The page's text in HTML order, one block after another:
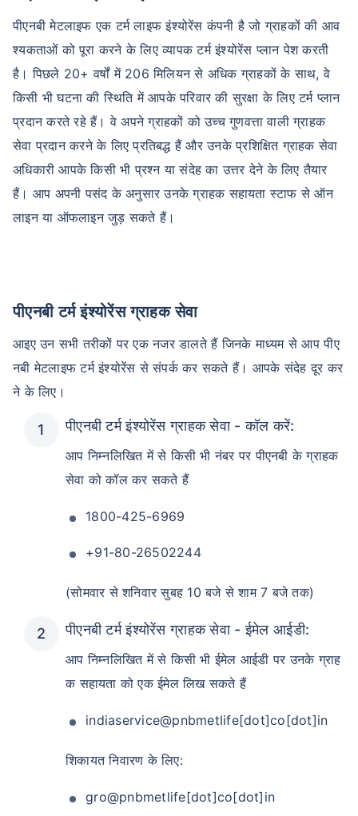
पीएनबी मेटलाइफ एक टर्म लाइफ इंश्योरेंस कंपनी है जो ग्राहकों की आव
श्यकताओं को पूरा करने के लिए व्यापक टर्म इंश्योरेंस प्लान पेश करती
है। पिछले 20+ वर्षों में 206 मिलियन से अधिक ग्राहकों के साथ, वे
किसी भी घटना की स्थिति में आपके परिवार की सुरक्षा के लिए टर्म प्लान
प्रदान करते रहे हैं। वे अपने ग्राहकों को उच्च गुणवत्ता वाली ग्राहक
सेवा प्रदान करने के लिए प्रतिबद्ध हैं और उनके प्रशिक्षित ग्राहक सेवा
अधिकारी आपके किसी भी प्रश्न या संदेह का उत्तर देने के लिए तैयार
हैं। आप अपनी पसंद के अनुसार उनके ग्राहक सहायता स्टाफ से ऑन
लाइन या ऑफलाइन जुड़ सकते हैं।
पीएनबी टर्म इंश्योरेंस ग्राहक सेवा
आइए उन सभी तरीकों पर एक नजर डालते हैं जिनके माध्यम से आप पीए
नबी मेटलाइफ टर्म इंश्योरेंस से संपर्क कर सकते हैं। आपके संदेह दूर कर
ने के लिए।
पीएनबी टर्म इंश्योरेंस ग्राहक सेवा - कॉल करें:
आप निम्नलिखित में से किसी भी नंबर पर पीएनबी के ग्राहक
सेवा को कॉल कर सकते हैं
1800-425-6969
+91-80-26502244
(सोमवार से शनिवार सुबह 10 बजे से शाम 7 बजे तक)
पीएनबी टर्म इंश्योरेंस ग्राहक सेवा - ईमेल आईडी:
आप निम्नलिखित में से किसी भी ईमेल आईडी पर उनके ग्राह
क सहायता को एक ईमेल लिख सकते हैं
indiaservice@pnbmetlife[dot]co[dot]in
शिकायत निवारण के लिए:
gro@pnbmetlife[dot]co[dot]in